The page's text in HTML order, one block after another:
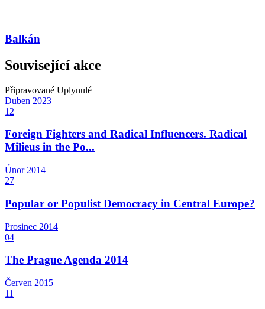
Balkán
Související akce
Připravované Uplynulé
Duben 2023
12
Foreign Fighters and Radical Influencers. Radical
Milieus in the Po...
Únor 2014
27
Popular or Populist Democracy in Central Europe?
Prosinec 2014
04
The Prague Agenda 2014
Červen 2015
11